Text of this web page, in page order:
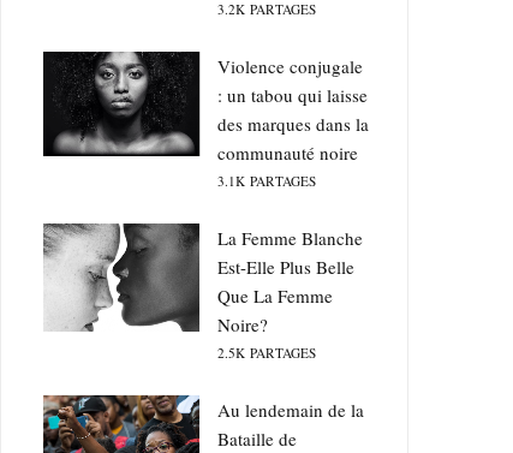
3.2K PARTAGES
Violence conjugale
: un tabou qui laisse
des marques dans la
communauté noire
3.1K PARTAGES
La Femme Blanche
Est-Elle Plus Belle
Que La Femme
Noire?
2.5K PARTAGES
Au lendemain de la
Bataille de